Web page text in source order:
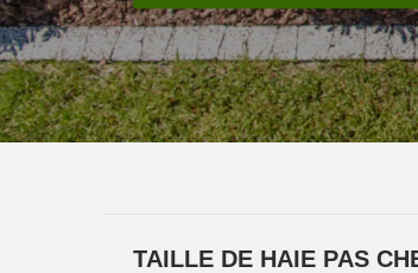
TAILLE DE HAIE PAS